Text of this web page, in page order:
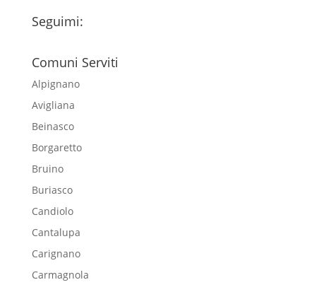
Seguimi:
Comuni Serviti
Alpignano
Avigliana
Beinasco
Borgaretto
Bruino
Buriasco
Candiolo
Cantalupa
Carignano
Carmagnola